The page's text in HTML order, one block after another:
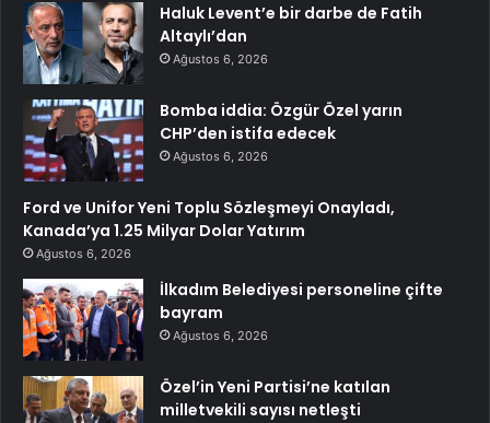
Haluk Levent’e bir darbe de Fatih
Altaylı’dan
Ağustos 6, 2026
Bomba iddia: Özgür Özel yarın
CHP’den istifa edecek
Ağustos 6, 2026
Ford ve Unifor Yeni Toplu Sözleşmeyi Onayladı,
Kanada’ya 1.25 Milyar Dolar Yatırım
Ağustos 6, 2026
İlkadım Belediyesi personeline çifte
bayram
Ağustos 6, 2026
Özel’in Yeni Partisi’ne katılan
milletvekili sayısı netleşti